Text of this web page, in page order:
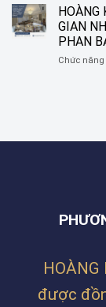
HOÀNG
GIAN
PHAN
Chức
được